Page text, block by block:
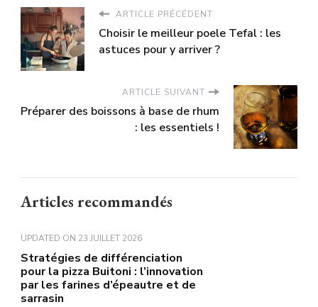
ARTICLE PRÉCÉDENT
Choisir le meilleur poele Tefal : les
astuces pour y arriver ?
ARTICLE SUIVANT
Préparer des boissons à base de rhum
: les essentiels !
Articles recommandés
UPDATED ON 23 JUILLET 2026
Stratégies de différenciation
pour la pizza Buitoni : l’innovation
par les farines d’épeautre et de
sarrasin